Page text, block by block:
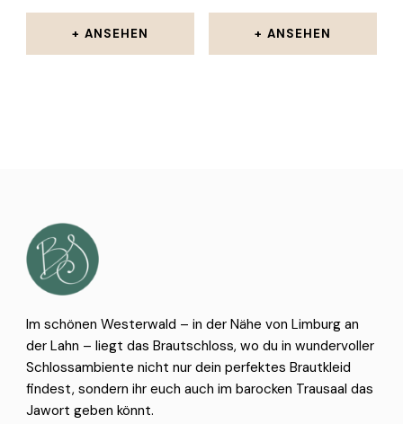
ANSEHEN ANSEHEN
Im schönen Westerwald – in der Nähe von Limburg an
der Lahn – liegt das Brautschloss, wo du in wundervoller
Schlossambiente nicht nur dein perfektes Brautkleid
findest, sondern ihr euch auch im barocken Trausaal das
Jawort geben könnt.